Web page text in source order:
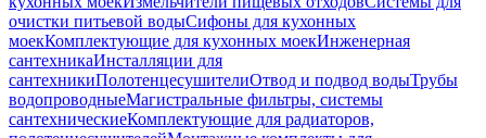
очистки питьевой водыСифоны для кухонных
моекКомплектующие для кухонных моекИнженерная
сантехникаИнсталляции для
сантехникиПолотенцесушителиОтвод и подвод водыТрубы
водопроводныеМагистральные фильтры, системы
сантехническиеКомплектующие для радиаторов,